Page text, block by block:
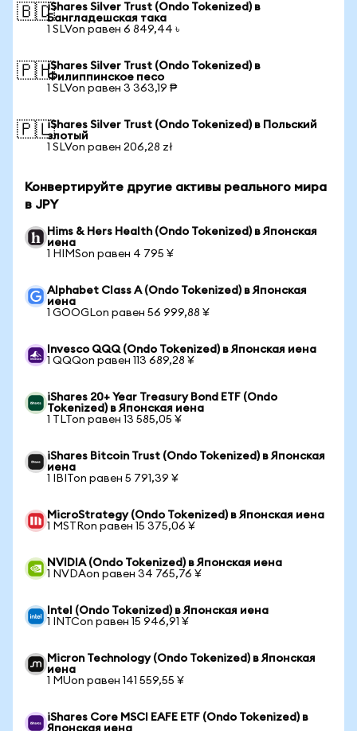
🇧🇩iShares Silver Trust (Ondo Tokenized) в
Бангладешская така
1 SLVon равен 6 849,44 ৳
🇵🇭iShares Silver Trust (Ondo Tokenized) в
Филиппинское песо
1 SLVon равен 3 363,19 ₱
🇵🇱iShares Silver Trust (Ondo Tokenized) в Польский
злотый
1 SLVon равен 206,28 zł
Конвертируйте другие активы реального мира
в JPY
Hims & Hers Health (Ondo Tokenized) в Японская
иена
1 HIMSon равен 4 795 ¥
Alphabet Class A (Ondo Tokenized) в Японская
иена
1 GOOGLon равен 56 999,88 ¥
Invesco QQQ (Ondo Tokenized) в Японская иена
1 QQQon равен 113 689,28 ¥
iShares 20+ Year Treasury Bond ETF (Ondo
Tokenized) в Японская иена
1 TLTon равен 13 585,05 ¥
iShares Bitcoin Trust (Ondo Tokenized) в Японская
иена
1 IBITon равен 5 791,39 ¥
MicroStrategy (Ondo Tokenized) в Японская иена
1 MSTRon равен 15 375,06 ¥
NVIDIA (Ondo Tokenized) в Японская иена
1 NVDAon равен 34 765,76 ¥
Intel (Ondo Tokenized) в Японская иена
1 INTCon равен 15 946,91 ¥
Micron Technology (Ondo Tokenized) в Японская
иена
1 MUon равен 141 559,55 ¥
iShares Core MSCI EAFE ETF (Ondo Tokenized) в
Японская иена